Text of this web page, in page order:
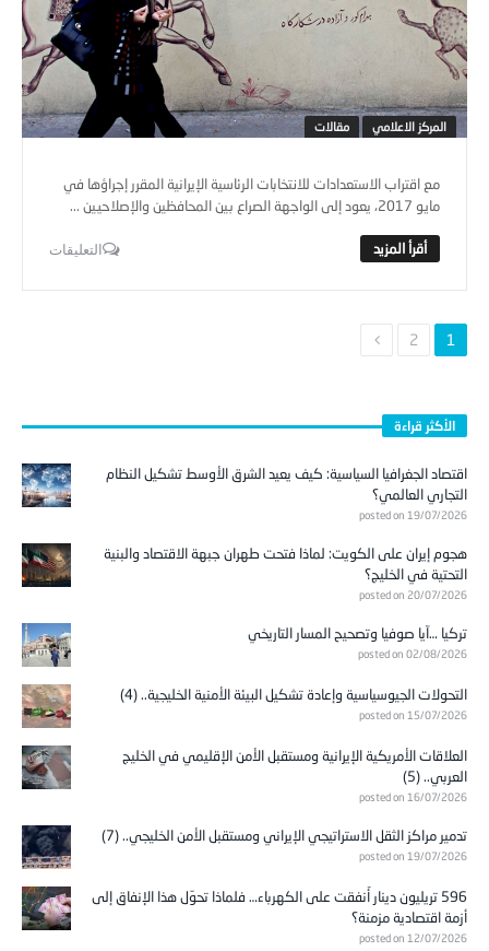
المركز الاعلامي مقالات
مع اقتراب الاستعدادات للانتخابات الرئاسية الإيرانية المقرر إجراؤها في
مايو 2017، يعود إلى الواجهة الصراع بين المحافظين والإصلاحيين ...
التعليقات
1
2
الأكثر قراءة
اقتصاد الجغرافيا السياسية: كيف يعيد الشرق الأوسط تشكيل النظام
التجاري العالمي؟
posted on 19/07/2026
هجوم إيران على الكويت: لماذا فتحت طهران جبهة الاقتصاد والبنية
التحتية في الخليج؟
posted on 20/07/2026
تركيا …آيا صوفيا وتصحيح المسار التاريخي
posted on 02/08/2026
التحولات الجيوسياسية وإعادة تشكيل البيئة الأمنية الخليجية.. (4)
posted on 15/07/2026
العلاقات الأمريكية الإيرانية ومستقبل الأمن الإقليمي في الخليج
العربي.. (5)
posted on 16/07/2026
تدمير مراكز الثقل الاستراتيجي الإيراني ومستقبل الأمن الخليجي.. (7)
posted on 19/07/2026
596 تريليون دينار أُنفقت على الكهرباء… فلماذا تحوّل هذا الإنفاق إلى
أزمة اقتصادية مزمنة؟
posted on 12/07/2026